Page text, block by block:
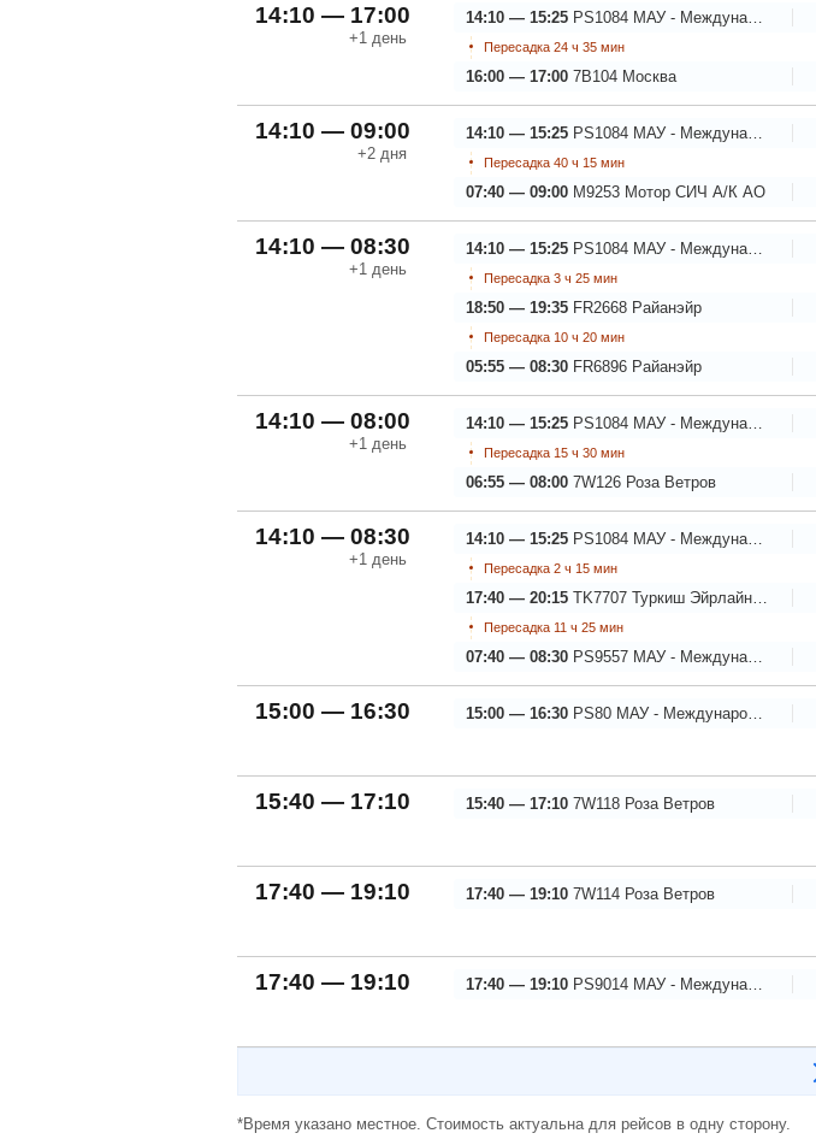
14:10 — 17:00
+1 день
14:10 — 15:25 PS1084 МАУ - Международные Авиалинии Украины
Пересадка 24 ч 35 мин
16:00 — 17:00 7B104 Москва
14:10 — 09:00
+2 дня
14:10 — 15:25 PS1084 МАУ - Международные Авиалинии Украины
Пересадка 40 ч 15 мин
07:40 — 09:00 M9253 Мотор СИЧ А/К АО
14:10 — 08:30
+1 день
14:10 — 15:25 PS1084 МАУ - Международные Авиалинии Украины
Пересадка 3 ч 25 мин
18:50 — 19:35 FR2668 Райанэйр
Пересадка 10 ч 20 мин
05:55 — 08:30 FR6896 Райанэйр
14:10 — 08:00
+1 день
14:10 — 15:25 PS1084 МАУ - Международные Авиалинии Украины
Пересадка 15 ч 30 мин
06:55 — 08:00 7W126 Роза Ветров
14:10 — 08:30
+1 день
14:10 — 15:25 PS1084 МАУ - Международные Авиалинии Украины
Пересадка 2 ч 15 мин
17:40 — 20:15 TK7707 Туркиш Эйрлайнс - Турецкие Авиалинии
Пересадка 11 ч 25 мин
07:40 — 08:30 PS9557 МАУ - Международные Авиалинии Украины
15:00 — 16:30 15:00 — 16:30 PS80 МАУ - Международные Авиалинии Украины
15:40 — 17:10 15:40 — 17:10 7W118 Роза Ветров
17:40 — 19:10 17:40 — 19:10 7W114 Роза Ветров
17:40 — 19:10 17:40 — 19:10 PS9014 МАУ - Международные Авиалинии Украины
*Время указано местное. Стоимость актуальна для рейсов в одну сторону.